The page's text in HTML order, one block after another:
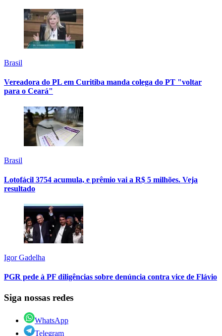
Brasil
Vereadora do PL em Curitiba manda colega do PT "voltar
para o Ceará"
Brasil
Lotofácil 3754 acumula, e prêmio vai a R$ 5 milhões. Veja
resultado
Igor Gadelha
PGR pede à PF diligências sobre denúncia contra vice de Flávio
Siga nossas redes
WhatsApp
Telegram